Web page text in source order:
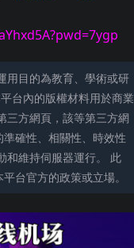
用目的為教育、學術或研
台內的版權材料用於商業
三方網頁，該等第三方網
確性、相關性、時效性
和維持伺服器運行。 此
台官方的政策或立場。